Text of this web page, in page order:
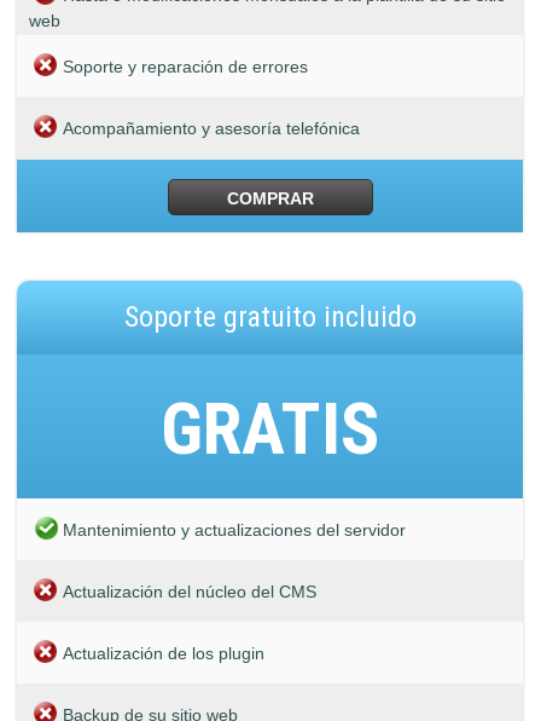
web
Soporte y reparación de errores
Acompañamiento y asesoría telefónica
COMPRAR
Soporte gratuito incluido
GRATIS
Mantenimiento y actualizaciones del servidor
Actualización del núcleo del CMS
Actualización de los plugin
Backup de su sitio web